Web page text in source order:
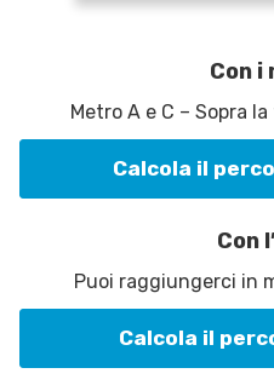
Con i
Metro A e C – Sopra
Calcola il
Con
Puoi raggiungerci in
Calcola il